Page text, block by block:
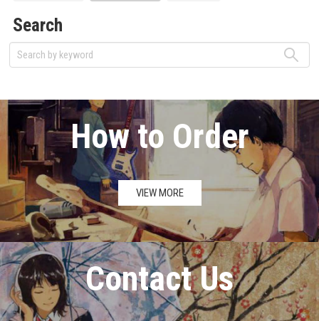
Search
How to Order
VIEW MORE
Contact Us